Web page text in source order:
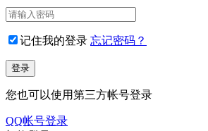
记住我的登录 忘记密码？
您也可以使用第三方帐号登录
QQ帐号登录